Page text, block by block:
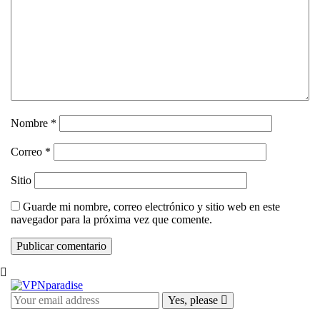
Nombre *
Correo *
Sitio
Guarde mi nombre, correo electrónico y sitio web en este
navegador para la próxima vez que comente.
Yes, please